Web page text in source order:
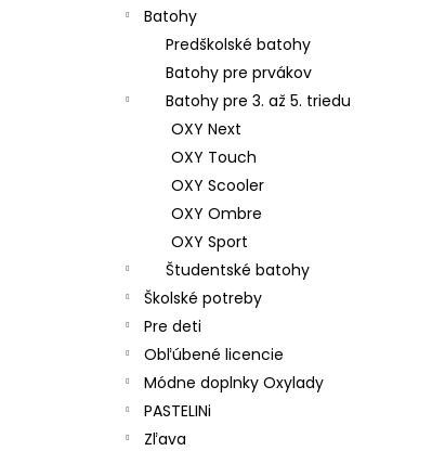
Batohy
Predškolské batohy
Batohy pre prvákov
Batohy pre 3. až 5. triedu
OXY Next
OXY Touch
OXY Scooler
OXY Ombre
OXY Sport
Študentské batohy
Školské potreby
Pre deti
Obľúbené licencie
Módne doplnky Oxylady
PASTELINi
Zľava
ŠKOLSKÝ SET 8-DIELNY OXY JUMPER
KOLIBRÍK FIALOVÝ